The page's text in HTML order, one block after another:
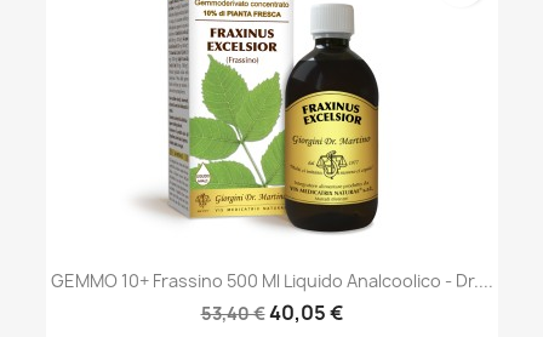
GEMMO 10+ Frassino 500 Ml Liquido Analcoolico - Dr....
53,40 €40,05 €